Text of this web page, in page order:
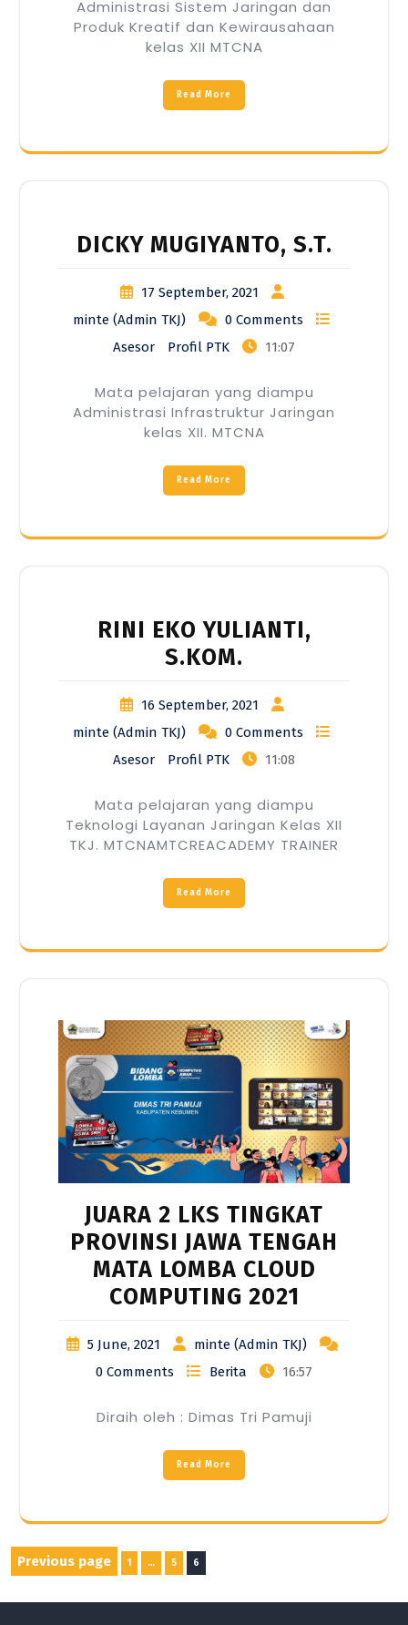
Administrasi Sistem Jaringan dan
Produk Kreatif dan Kewirausahaan
kelas XII MTCNA
Read More
DICKY MUGIYANTO, S.T.
17 September, 2021
minte (Admin TKJ)
0 Comments
Asesor
Profil PTK 11:07
Mata pelajaran yang diampu
Administrasi Infrastruktur Jaringan
kelas XII. MTCNA
Read More
RINI EKO YULIANTI,
S.KOM.
16 September, 2021
minte (Admin TKJ)
0 Comments
Asesor
Profil PTK 11:08
Mata pelajaran yang diampu
Teknologi Layanan Jaringan Kelas XII
TKJ. MTCNAMTCREACADEMY TRAINER
Read More
JUARA 2 LKS TINGKAT
PROVINSI JAWA TENGAH
MATA LOMBA CLOUD
COMPUTING 2021
5 June, 2021
minte (Admin TKJ)
0 Comments
Berita 16:57
Diraih oleh : Dimas Tri Pamuji
Read More
Posts
Previous page 1 … Page
5 Page
6